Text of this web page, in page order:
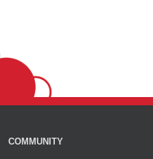
COMMUNITY